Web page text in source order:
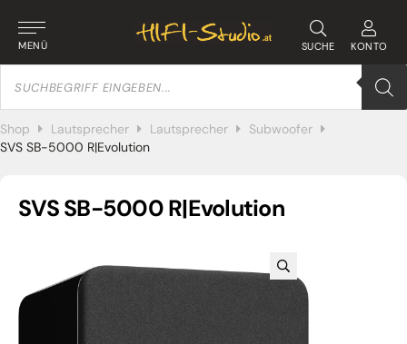
MENÜ SUCHE KONTO
Products
search
Shop Lautsprecher Lautsprecher
Subwoofer
SVS SB-5000 R|Evolution
SVS SB-5000 R|Evolution